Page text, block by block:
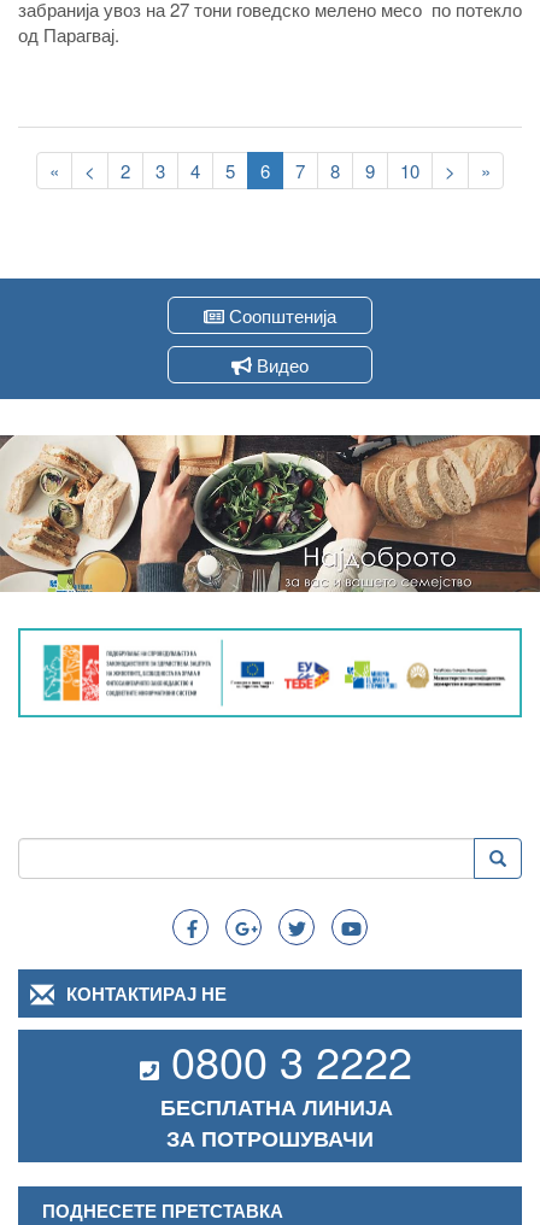
забранија увоз на 27 тони говедско мелено месо по потекло
од Парагвај.
Pagination
First
page
«
Previous
page
< Page
2 Page
3 Page
4 Page
5
Current
page
6 Page
7 Page
8 Page
9 Page
10
Следна
страна
>
Last
page
»
Соопштенија
Видео
Search
Пребарување
КОНТАКТИРАЈ НЕ
0800 3 2222
БЕСПЛАТНА ЛИНИЈА
ЗА ПОТРОШУВАЧИ
ПОДНЕСЕТЕ ПРЕТСТАВКА